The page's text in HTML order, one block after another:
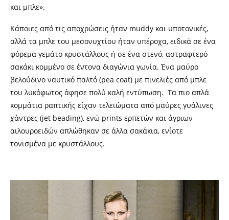
και μπλε».
Κάποιες από τις αποχρώσεις ήταν muddy και υποτονικές,
αλλά τα μπλε του μεσονυχτίου ήταν υπέροχα, ειδικά σε ένα
φόρεμα γεμάτο κρυστάλλους ή σε ένα στενό, αστραφτερό
σακάκι κομμένο σε έντονα διαγώνια γωνία. Ένα μαύρο
βελούδινο ναυτικό παλτό (pea coat) με πινελιές από μπλε
του λυκόφωτος άφησε πολύ καλή εντύπωση. Τα πιο απλά
κομμάτια ραπτικής είχαν τελειώματα από μαύρες γυάλινες
χάντρες (jet beading), ενώ prints ερπετών και άγριων
αιλουροειδών απλώθηκαν σε άλλα σακάκια, ενίοτε
τονισμένα με κρυστάλλους.